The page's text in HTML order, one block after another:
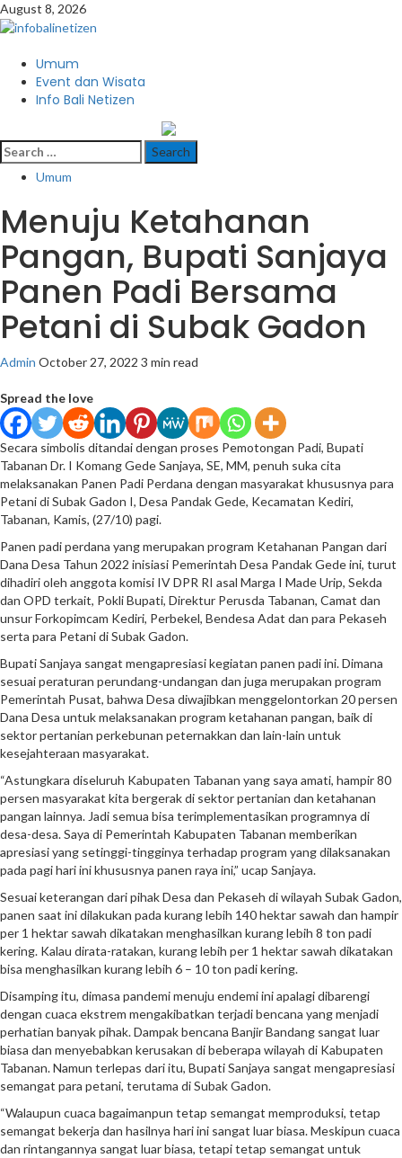
Skip
to
August 8, 2026
Primary
Menu
Umum
Event dan Wisata
Info Bali Netizen
Search
for:
Umum
Menuju Ketahanan
Pangan, Bupati Sanjaya
Panen Padi Bersama
Petani di Subak Gadon
Admin October 27, 2022 3 min read
Spread the love
Secara simbolis ditandai dengan proses Pemotongan Padi, Bupati
Tabanan Dr. I Komang Gede Sanjaya, SE, MM, penuh suka cita
melaksanakan Panen Padi Perdana dengan masyarakat khususnya para
Petani di Subak Gadon I, Desa Pandak Gede, Kecamatan Kediri,
Tabanan, Kamis, (27/10) pagi.
Panen padi perdana yang merupakan program Ketahanan Pangan dari
Dana Desa Tahun 2022 inisiasi Pemerintah Desa Pandak Gede ini, turut
dihadiri oleh anggota komisi IV DPR RI asal Marga I Made Urip, Sekda
dan OPD terkait, Pokli Bupati, Direktur Perusda Tabanan, Camat dan
unsur Forkopimcam Kediri, Perbekel, Bendesa Adat dan para Pekaseh
serta para Petani di Subak Gadon.
Bupati Sanjaya sangat mengapresiasi kegiatan panen padi ini. Dimana
sesuai peraturan perundang-undangan dan juga merupakan program
Pemerintah Pusat, bahwa Desa diwajibkan menggelontorkan 20 persen
Dana Desa untuk melaksanakan program ketahanan pangan, baik di
sektor pertanian perkebunan peternakkan dan lain-lain untuk
kesejahteraan masyarakat.
“Astungkara diseluruh Kabupaten Tabanan yang saya amati, hampir 80
persen masyarakat kita bergerak di sektor pertanian dan ketahanan
pangan lainnya. Jadi semua bisa terimplementasikan programnya di
desa-desa. Saya di Pemerintah Kabupaten Tabanan memberikan
apresiasi yang setinggi-tingginya terhadap program yang dilaksanakan
pada pagi hari ini khususnya panen raya ini,” ucap Sanjaya.
Sesuai keterangan dari pihak Desa dan Pekaseh di wilayah Subak Gadon,
panen saat ini dilakukan pada kurang lebih 140 hektar sawah dan hampir
per 1 hektar sawah dikatakan menghasilkan kurang lebih 8 ton padi
kering. Kalau dirata-ratakan, kurang lebih per 1 hektar sawah dikatakan
bisa menghasilkan kurang lebih 6 – 10 ton padi kering.
Disamping itu, dimasa pandemi menuju endemi ini apalagi dibarengi
dengan cuaca ekstrem mengakibatkan terjadi bencana yang menjadi
perhatian banyak pihak. Dampak bencana Banjir Bandang sangat luar
biasa dan menyebabkan kerusakan di beberapa wilayah di Kabupaten
Tabanan. Namun terlepas dari itu, Bupati Sanjaya sangat mengapresiasi
semangat para petani, terutama di Subak Gadon.
“Walaupun cuaca bagaimanpun tetap semangat memproduksi, tetap
semangat bekerja dan hasilnya hari ini sangat luar biasa. Meskipun cuaca
dan rintangannya sangat luar biasa, tetapi tetap semangat untuk